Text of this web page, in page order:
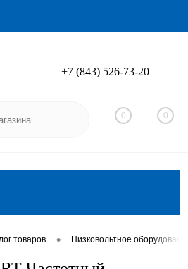
Вход
+7 (843) 526-73-20
0 0
товаров • Низковольтное